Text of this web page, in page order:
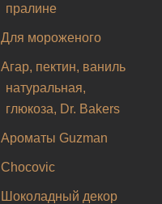
пралине
Для мороженого
Агар, пектин, ваниль
натуральная,
глюкоза, Dr. Bakers
Ароматы Guzman
Chocovic
Шоколадный декор